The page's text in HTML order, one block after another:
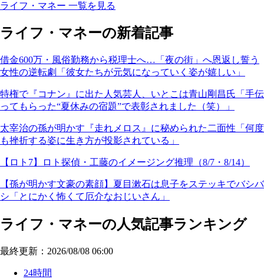
ライフ・マネー 一覧を見る
ライフ・マネーの新着記事
借金600万・風俗勤務から税理士へ…「夜の街」へ恩返し誓う
女性の逆転劇「彼女たちが元気になっていく姿が嬉しい」
特権で『コナン』に出た人気芸人、いとこは青山剛昌氏「手伝
ってもらった“夏休みの宿題”で表彰されました（笑）」
太宰治の孫が明かす『走れメロス』に秘められた二面性「何度
も挫折する姿に生き方が投影されている」
【ロト7】ロト探偵・工藤のイメージング推理（8/7・8/14）
【孫が明かす文豪の素顔】夏目漱石は息子をステッキでバシバ
シ「とにかく怖くて厄介なおじいさん」
ライフ・マネーの人気記事ランキング
最終更新：2026/08/08 06:00
24時間